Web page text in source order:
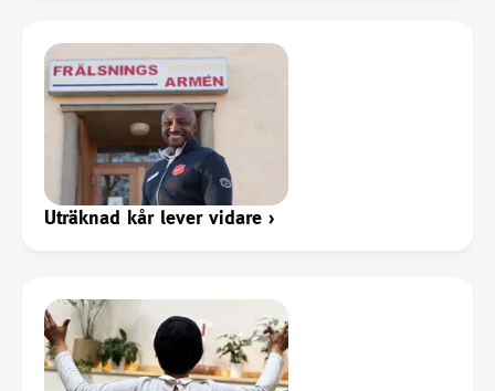
Uträknad kår lever vidare ›